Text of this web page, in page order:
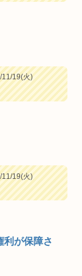
19(火)
19(火)
利が保障さ